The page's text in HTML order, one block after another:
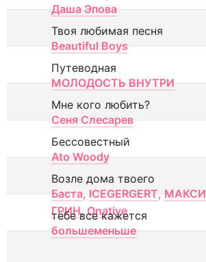
Даша Эпова
Твоя любимая песня
Beautiful Boys
Путеводная
МОЛОДОСТЬ ВНУТРИ
Мне кого любить?
Сеня Слесарев
Бессовестный
Ato Woody
Возле дома твоего
Баста, ICEGERGERT, МАКСИ
ГРИН, Onative
тебе все кажется
большеменьше